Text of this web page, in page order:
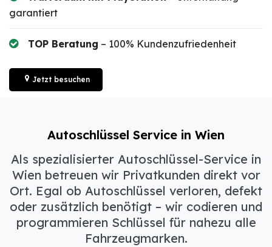
garantiert
TOP Beratung – 100% Kundenzufriedenheit
Jetzt besuchen
Autoschlüssel Service in Wien
Als spezialisierter Autoschlüssel-Service in
Wien betreuen wir Privatkunden direkt vor
Ort. Egal ob Autoschlüssel verloren, defekt
oder zusätzlich benötigt – wir codieren und
programmieren Schlüssel für nahezu alle
Fahrzeugmarken.